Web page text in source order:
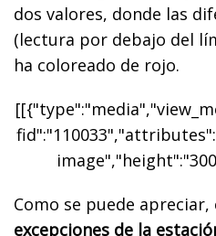
dos valores, donde las
(lectura por debajo del
ha coloreado de rojo.
Como se puede apreciar,
excepciones de la